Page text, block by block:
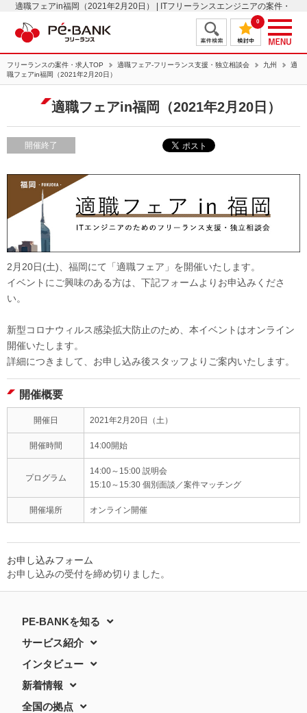
適職フェアin福岡（2021年2月20日） | ITフリーランスエンジニアの案件・
0
フリーランスの案件・求人TOP 適職フェア-フリーランス支援・独立相談会 九州
適
職フェアin福岡（2021年2月20日）
適職フェアin福岡（2021年2月20日）
開催終了
2月20日(土)、福岡にて「適職フェア」を開催いたします。
イベントにご興味のある方は、下記フォームよりお申込みくださ
い。
新型コロナウィルス感染拡大防止のため、本イベントはオンライン
開催いたします。
詳細につきまして、お申し込み後スタッフよりご案内いたします。
開催概要
開催日 2021年2月20日（土）
開催時間 14:00開始
プログラム
14:00～15:00 説明会
15:10～15:30 個別面談／案件マッチング
開催場所 オンライン開催
お申し込みフォーム
お申し込みの受付を締め切りました。
PE-BANKを知る
サービス紹介
インタビュー
新着情報
全国の拠点